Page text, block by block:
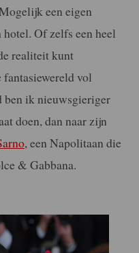
een eigen
Of zelfs een heel
realiteit kunt
vol
ben ik nieuwsgieriger
doen, dan naar zijn
, een Napolitaan die
& Gabbana.